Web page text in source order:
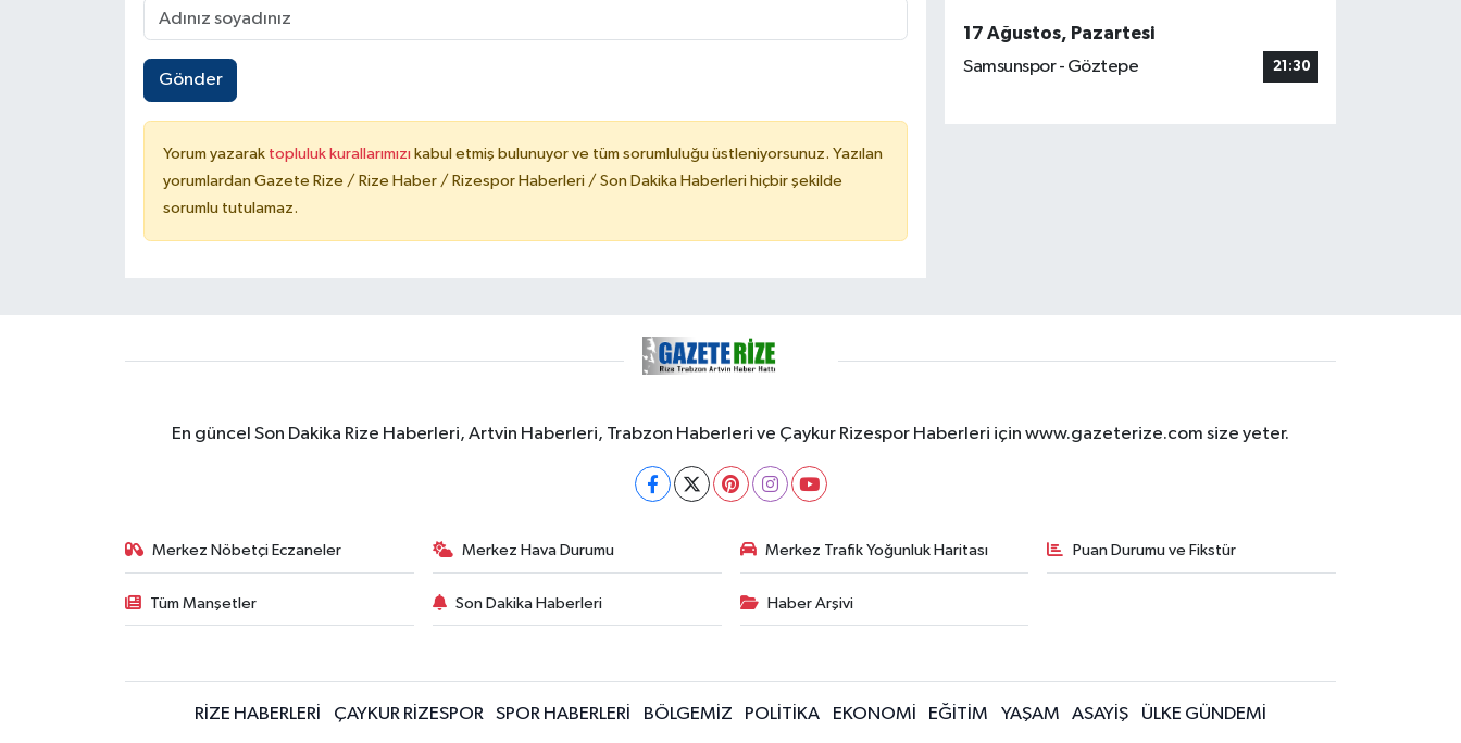
Gönder
Yorum yazarak topluluk kurallarımızı kabul etmiş bulunuyor ve tüm sorumluluğu üstleniyorsunuz. Yazılan
yorumlardan Gazete Rize / Rize Haber / Rizespor Haberleri / Son Dakika Haberleri hiçbir şekilde
sorumlu tutulamaz.
17 Ağustos, Pazartesi
Samsunspor - Göztepe
21:30
En güncel Son Dakika Rize Haberleri, Artvin Haberleri, Trabzon Haberleri ve Çaykur Rizespor Haberleri için www.gazeterize.com size yeter.
Merkez Nöbetçi Eczaneler Merkez Hava Durumu Merkez Trafik Yoğunluk Haritası Puan Durumu ve Fikstür
Tüm Manşetler Son Dakika Haberleri Haber Arşivi
RİZE HABERLERİ ÇAYKUR RİZESPOR SPOR HABERLERİ BÖLGEMİZ POLİTİKA EKONOMİ EĞİTİM YAŞAM ASAYİŞ ÜLKE GÜNDEMİ